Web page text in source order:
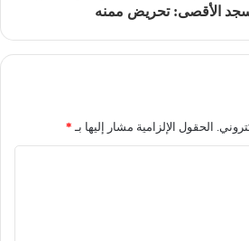
الأقصى: تحريض ممنه
الحقول الإلزامية مشار إليها بـ *